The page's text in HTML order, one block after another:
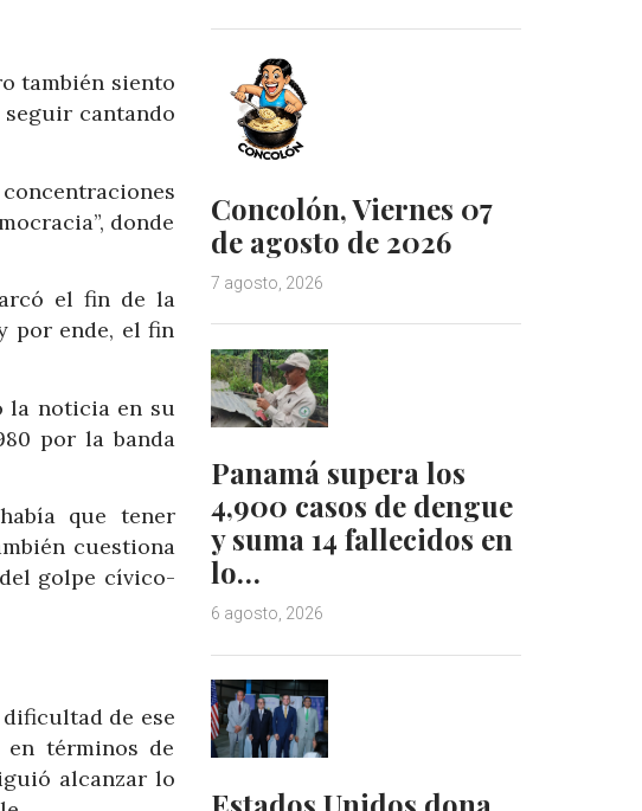
también siento
cantando
donde
el fin de la
por ende, el fin
la noticia en su
por la banda
que tener
cuestiona
golpe cívico-
de ese
términos de
alcanzar lo
Concolón, Viernes 07
de agosto de 2026
7 agosto, 2026
Panamá supera los
4,900 casos de dengue
y suma 14 fallecidos en
lo…
6 agosto, 2026